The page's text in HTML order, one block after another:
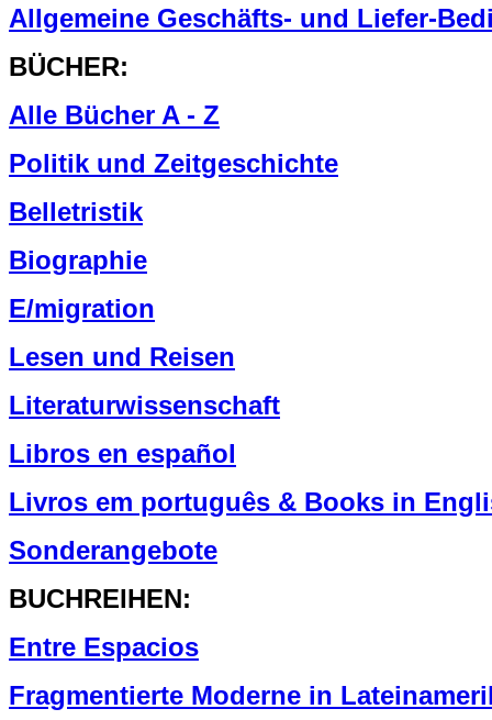
Allgemeine Geschäfts- und Liefer-
BÜCHER:
Alle Bücher A - Z
Politik und Zeitgeschichte
Belletristik
Biographie
E/migration
Lesen und Reisen
Literaturwissenschaft
Libros en español
Livros em português & Books in
Sonderangebote
BUCHREIHEN:
Entre Espacios
Fragmentierte Moderne in